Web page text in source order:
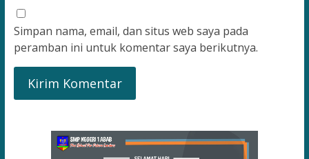
Simpan nama, email, dan situs web saya pada
peramban ini untuk komentar saya berikutnya.